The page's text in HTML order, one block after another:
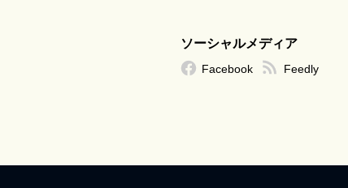
ソーシャルメディア
Facebook Feedly